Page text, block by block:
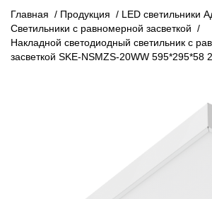
Главная / Продукция / LED светильники
Светильники с равномерной засветкой /
Накладной светодиодный светильник с
засветкой SKE-NSMZS-20WW